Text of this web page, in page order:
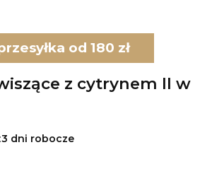
od 180 zł
z cytrynem II w
3 dni robocze